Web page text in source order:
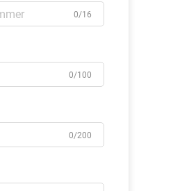
0/16
0/100
0/200